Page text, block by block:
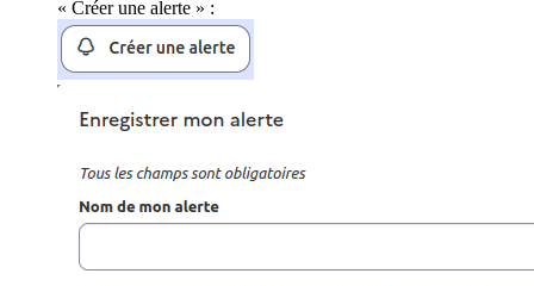
« Créer une alerte » :